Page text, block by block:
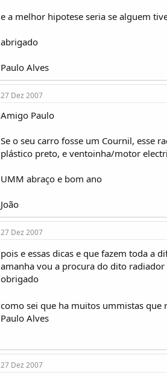
e a melhor hipotese seria se alguem
abrigado
Paulo Alves
27 Dez 2007
Amigo Paulo
Se o seu carro fosse um Cournil, esse
plástico preto, e ventoinha/motor
UMM abraço e bom ano
João
27 Dez 2007
pois e essas dicas e que fazem toda a
amanha vou a procura do dito
obrigado
como sei que ha muitos ummistas que
Paulo Alves
27 Dez 2007